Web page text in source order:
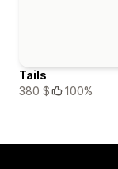
Tails
380 $
100%